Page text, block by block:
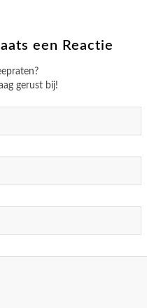
een Reactie
gerust bij!